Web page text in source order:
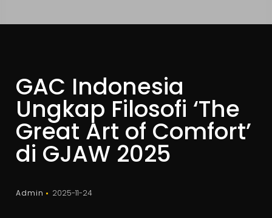
GAC Indonesia
Ungkap Filosofi ‘The
Great Art of Comfort’
di GJAW 2025
Admin 2025-11-24